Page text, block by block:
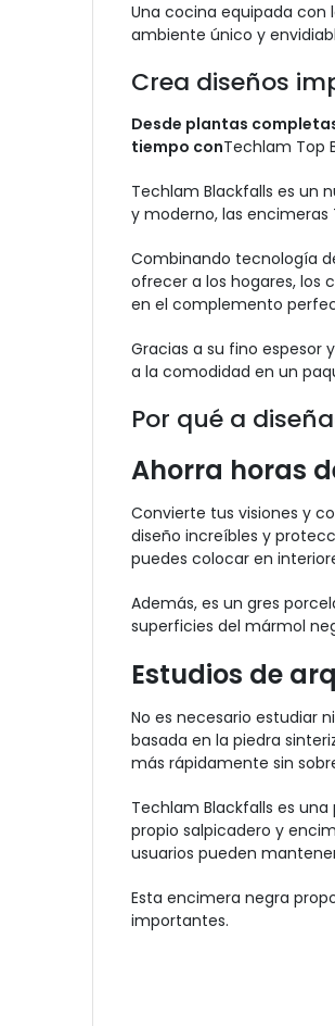
Una cocina equipada con
ambiente único y
Crea diseños
Desde plantas
tiempo conTechlam Top
Techlam Blackfalls es un
y moderno, las
Combinando tecnología
ofrecer a los hogares, los
en el complemento
Gracias a su fino espesor
a la comodidad en un
Por qué a
Ahorra horas
Convierte tus visiones y
diseño increíbles y
puedes colocar en
Además, es un gres
superficies del mármol
Estudios de
No es necesario estudiar
basada en la piedra
más rápidamente sin
Techlam Blackfalls es
propio salpicadero y
usuarios pueden
Esta encimera negra
importantes.